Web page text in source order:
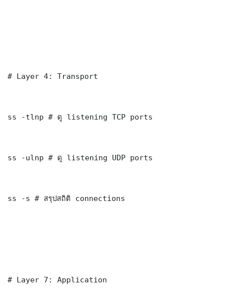
# Layer 4: Transport
ss -tlnp # ดู listening TCP ports
ss -ulnp # ดู listening UDP ports
ss -s # สรุปสถิติ connections
# Layer 7: Application